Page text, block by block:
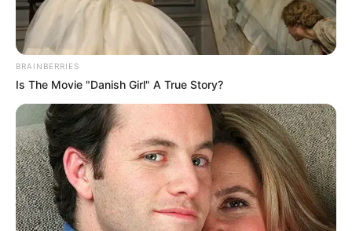
Подія сталасявчора на Великдень в Новому
районі Ужгорода по вулиці В’ячеслава
Чорновола,повідомивужгородець Віктор
BRAINBERRIES
Is The Movie "Danish Girl" A True Story?